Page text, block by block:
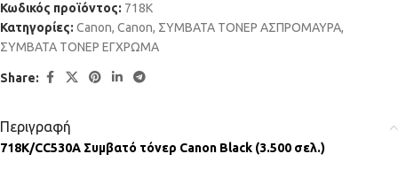
Κωδικός προϊόντος: 718K
Κατηγορίες: Canon, Canon, ΣΥΜΒΑΤΑ ΤΟΝΕΡ ΑΣΠΡΟΜΑΥΡΑ,
ΣΥΜΒΑΤΑ ΤΟΝΕΡ ΕΓΧΡΩΜΑ
Share:
Περιγραφή
718K/CC530A Συμβατό τόνερ Canon Black (3.500 σελ.)